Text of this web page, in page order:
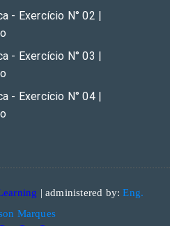
- Exercício N° 02 |
- Exercício N° 03 |
- Exercício N° 04 |
| administered by:Eng.
Marques